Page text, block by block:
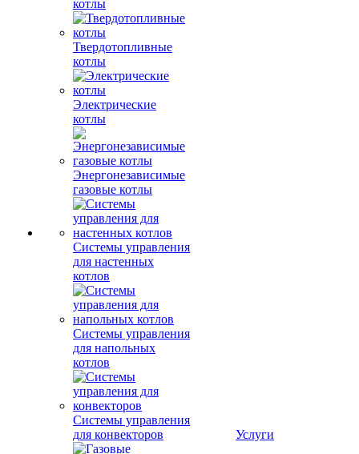
котлы
Твердотопливные
котлы
Электрические
котлы
Энергонезависимые
газовые котлы
Системы управления
для настенных
котлов
Системы управления
для напольных
котлов
Системы управления
для конвекторов
Услуги